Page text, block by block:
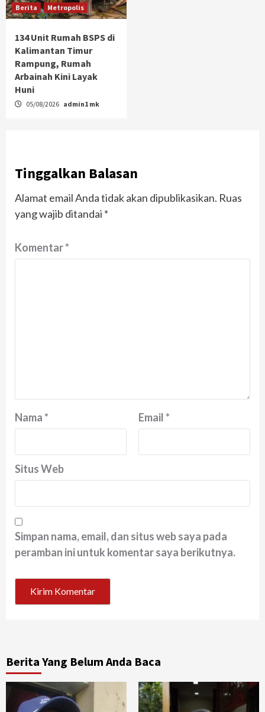
Berita Metropolis
134 Unit Rumah BSPS di
Kalimantan Timur
Rampung, Rumah
Arbainah Kini Layak
Huni
05/08/2026 admin1 mk
Tinggalkan Balasan
Alamat email Anda tidak akan dipublikasikan. Ruas
yang wajib ditandai *
Komentar*
Nama* Email*
Situs Web
Simpan nama, email, dan situs web saya pada
peramban ini untuk komentar saya berikutnya.
Berita Yang Belum Anda Baca